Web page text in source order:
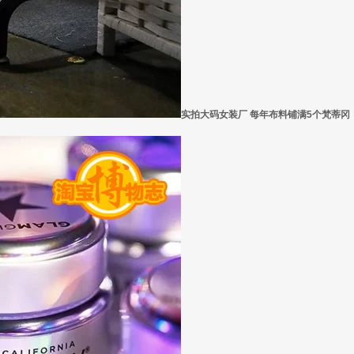
实拍大码女装厂 每年布料铺满5个梵蒂冈